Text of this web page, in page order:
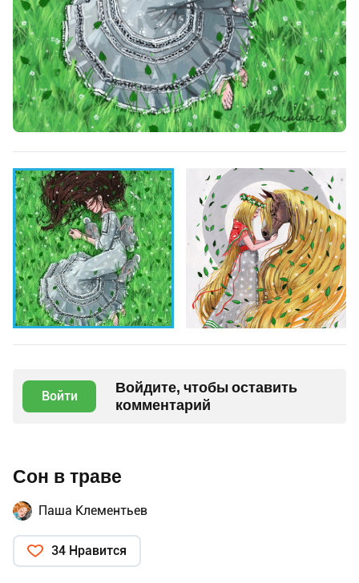
Войти
Войдите, чтобы оставить
комментарий
Сон в траве
Паша Клементьев
34 Нравится